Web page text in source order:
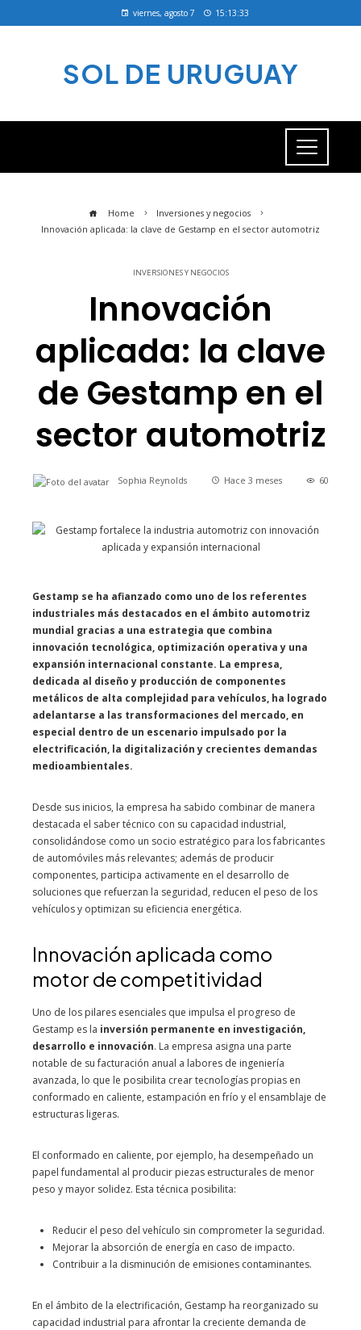
viernes, agosto 7 15:13:33
SOL DE URUGUAY
Home
Inversiones y negocios
Innovación aplicada: la clave de Gestamp en el sector automotriz
INVERSIONES Y NEGOCIOS
Innovación
aplicada: la clave
de Gestamp en el
sector automotriz
Sophia Reynolds Hace 3 meses 60
Gestamp se ha afianzado como uno de los referentes
industriales más destacados en el ámbito automotriz
mundial gracias a una estrategia que combina
innovación tecnológica, optimización operativa y una
expansión internacional constante. La empresa,
dedicada al diseño y producción de componentes
metálicos de alta complejidad para vehículos, ha logrado
adelantarse a las transformaciones del mercado, en
especial dentro de un escenario impulsado por la
electrificación, la digitalización y crecientes demandas
medioambientales.
Desde sus inicios, la empresa ha sabido combinar de manera
destacada el saber técnico con su capacidad industrial,
consolidándose como un socio estratégico para los fabricantes
de automóviles más relevantes; además de producir
componentes, participa activamente en el desarrollo de
soluciones que refuerzan la seguridad, reducen el peso de los
vehículos y optimizan su eficiencia energética.
Innovación aplicada como
motor de competitividad
Uno de los pilares esenciales que impulsa el progreso de
Gestamp es la inversión permanente en investigación,
desarrollo e innovación. La empresa asigna una parte
notable de su facturación anual a labores de ingeniería
avanzada, lo que le posibilita crear tecnologías propias en
conformado en caliente, estampación en frío y el ensamblaje de
estructuras ligeras.
El conformado en caliente, por ejemplo, ha desempeñado un
papel fundamental al producir piezas estructurales de menor
peso y mayor solidez. Esta técnica posibilita:
Reducir el peso del vehículo sin comprometer la seguridad.
Mejorar la absorción de energía en caso de impacto.
Contribuir a la disminución de emisiones contaminantes.
En el ámbito de la electrificación, Gestamp ha reorganizado su
capacidad industrial para afrontar la creciente demanda de